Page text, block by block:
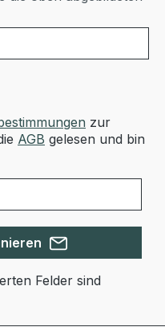
zur
AGB gelesen und bin
Felder sind